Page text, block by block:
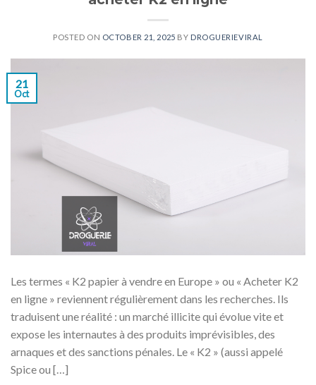
POSTED ON OCTOBER 21, 2025 BY DROGUERIEVIRAL
21
Oct
Les termes « K2 papier à vendre en Europe » ou « Acheter K2
en ligne » reviennent régulièrement dans les recherches. Ils
traduisent une réalité : un marché illicite qui évolue vite et
expose les internautes à des produits imprévisibles, des
arnaques et des sanctions pénales. Le « K2 » (aussi appelé
Spice ou […]